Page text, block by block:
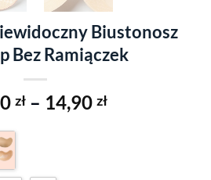
Biustonosz
Bez Ramiączek
zł – 14,90 zł